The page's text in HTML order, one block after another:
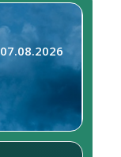
07.08.2026